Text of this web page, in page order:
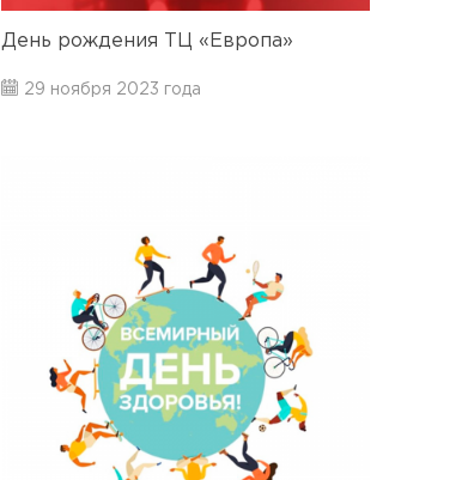
День рождения ТЦ «Европа»
29 ноября 2023 года